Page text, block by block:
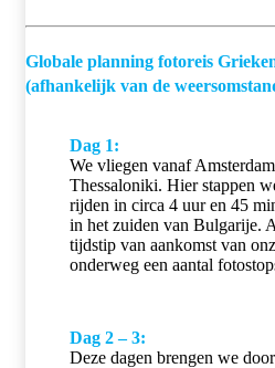
Globale planning fotoreis
(afhankelijk van de
Dag 1:
We vliegen vanaf
Thessaloniki. Hier stappen
rijden in circa 4 uur en 45
in het zuiden van Bulgarije.
tijdstip van aankomst van
onderweg een aantal
Dag 2 – 3:
Deze dagen brengen we